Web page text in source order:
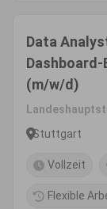
Data
(m/w/d)
Stuttgart
Vollzeit
Flexible